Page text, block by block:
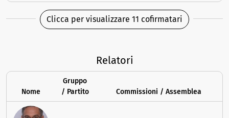
Clicca per visualizzare 11 cofirmatari
Relatori
Nome
Gruppo
/ Partito
Commissioni / Assemblea